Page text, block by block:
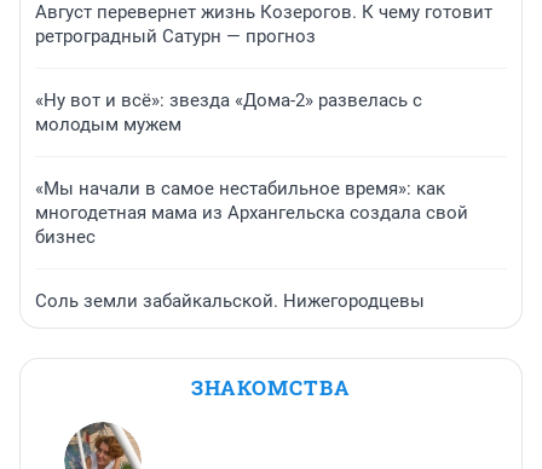
Август перевернет жизнь Козерогов. К чему готовит
ретроградный Сатурн — прогноз
«Ну вот и всё»: звезда «Дома-2» развелась с
молодым мужем
«Мы начали в самое нестабильное время»: как
многодетная мама из Архангельска создала свой
бизнес
Соль земли забайкальской. Нижегородцевы
ЗНАКОМСТВА